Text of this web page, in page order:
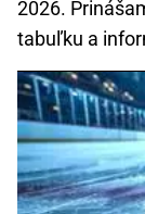
2026.
tabuľku a